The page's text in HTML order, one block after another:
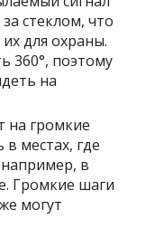
стеклом, что
для охраны.
360°, поэтому
на
на громкие
местах, где
в
Громкие шаги
могут